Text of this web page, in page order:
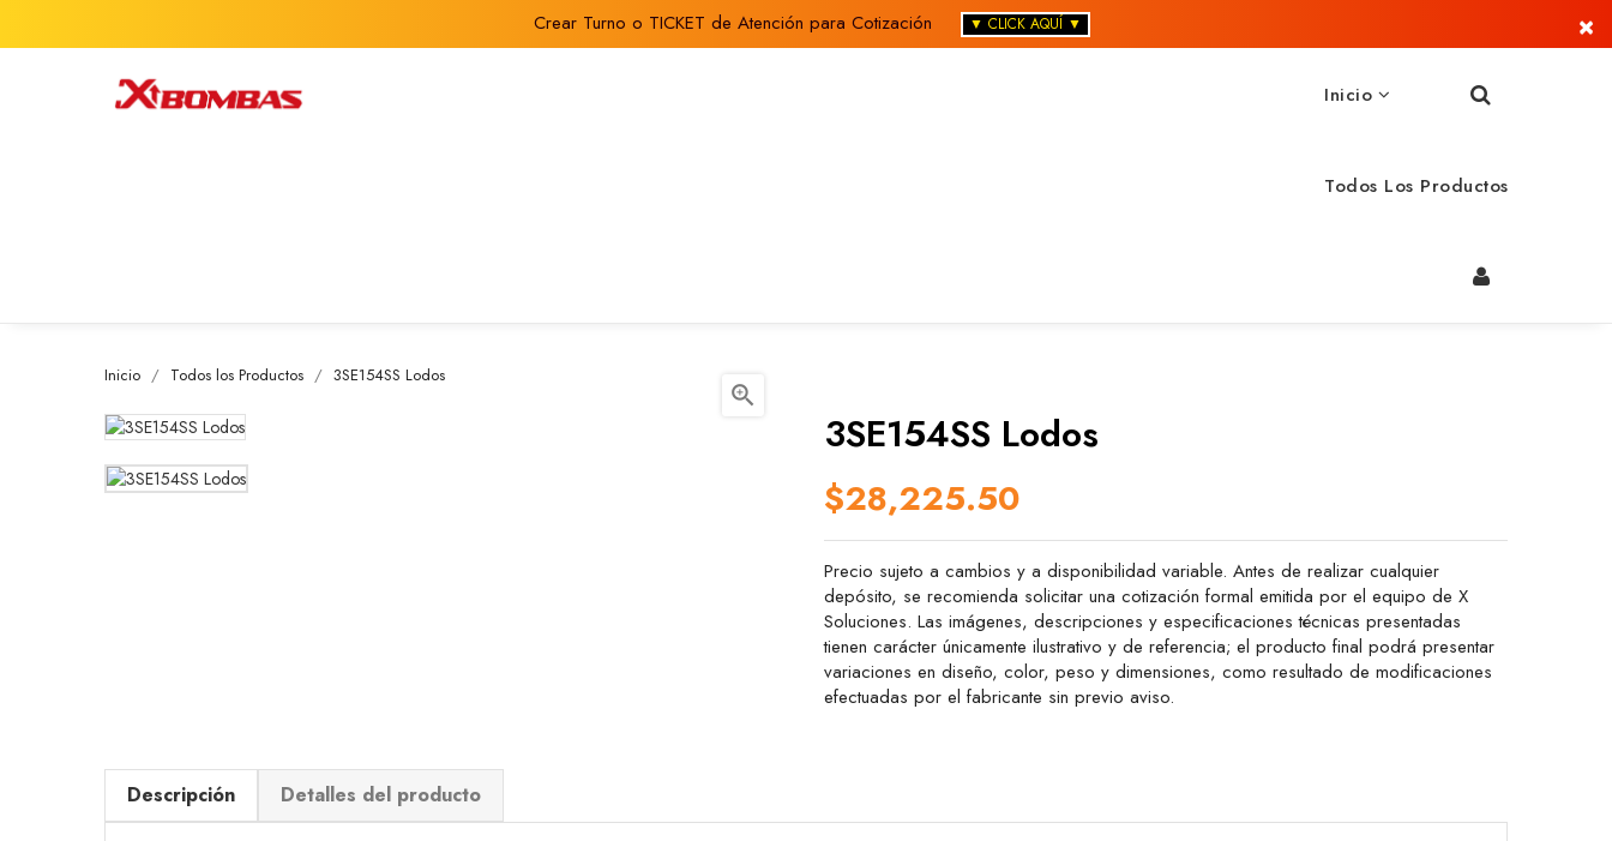
×
Crear Turno o TICKET de Atención para Cotización ▼ CLICK AQUÍ ▼
Inicio
Todos Los Productos
Inicio Todos los Productos 3SE154SS Lodos

3SE154SS Lodos
$28,225.50
Precio sujeto a cambios y a disponibilidad variable. Antes de realizar cualquier
depósito, se recomienda solicitar una cotización formal emitida por el equipo de X
Soluciones. Las imágenes, descripciones y especificaciones técnicas presentadas
tienen carácter únicamente ilustrativo y de referencia; el producto final podrá presentar
variaciones en diseño, color, peso y dimensiones, como resultado de modificaciones
efectuadas por el fabricante sin previo aviso.
Descripción Detalles del producto